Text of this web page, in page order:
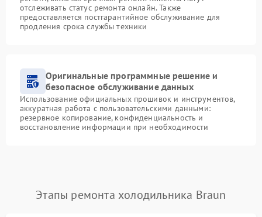
отслеживать статус ремонта онлайн. Также
предоставляется постгарантийное обслуживание для
продления срока службы техники
Оригинальные программные решение и
безопасное обслуживание данных
Использование официальных прошивок и инструментов,
аккуратная работа с пользовательскими данными:
резервное копирование, конфиденциальность и
восстановление информации при необходимости
Этапы ремонта холодильника Braun